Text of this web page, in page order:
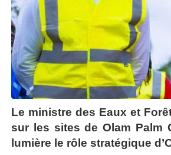
Le ministre des Eaux et
sur les sites de Olam Palm
lumière le rôle stratégique